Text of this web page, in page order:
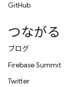
GitHub
つながる
ブログ
Firebase Summit
Twitter